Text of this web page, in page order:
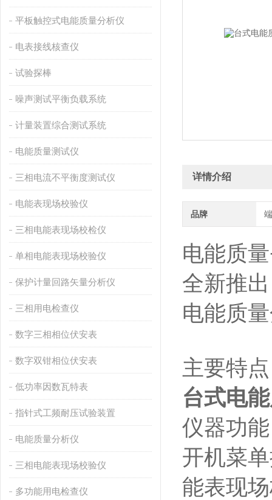
平板触控式电能质量分析仪
电表接线核查仪
试验探棒
噪声测试平衡负载系统
计量装置综合测试系统
电能质量测试仪
三相电流不平衡度测试仪
电能表现场校验仪
三相电能表现场校检仪
单相电能表现场校验仪
保护计量回路矢量分析仪
三相用电检查仪
数字三相相位伏安表
数字双钳相位伏安表
低功率因数瓦特表
指针式工频耐压试验装置
电能质量分析仪
三相电能表现场校验仪
多功能用电检查仪
详情介绍
品牌
电能质
全新推出
电能质
主要特
台式电
仪器功
开机菜
能表现